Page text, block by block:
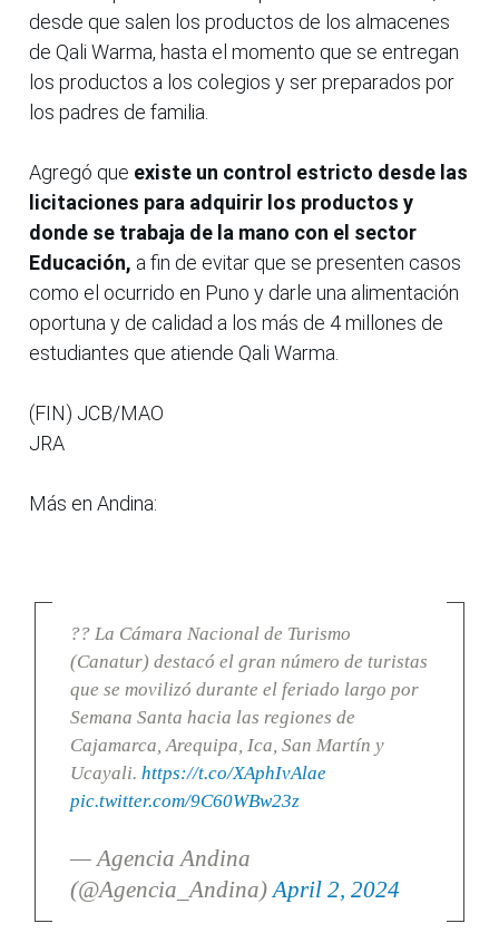
desde que salen los productos de los almacenes
de Qali Warma, hasta el momento que se entregan
los productos a los colegios y ser preparados por
los padres de familia.
Agregó que existe un control estricto desde las
licitaciones para adquirir los productos y
donde se trabaja de la mano con el sector
Educación, a fin de evitar que se presenten casos
como el ocurrido en Puno y darle una alimentación
oportuna y de calidad a los más de 4 millones de
estudiantes que atiende Qali Warma.
(FIN) JCB/MAO
JRA
Más en Andina:
?? La Cámara Nacional de Turismo
(Canatur) destacó el gran número de turistas
que se movilizó durante el feriado largo por
Semana Santa hacia las regiones de
Cajamarca, Arequipa, Ica, San Martín y
Ucayali. https://t.co/XAphIvAlae
pic.twitter.com/9C60WBw23z
— Agencia Andina
(@Agencia_Andina) April 2, 2024